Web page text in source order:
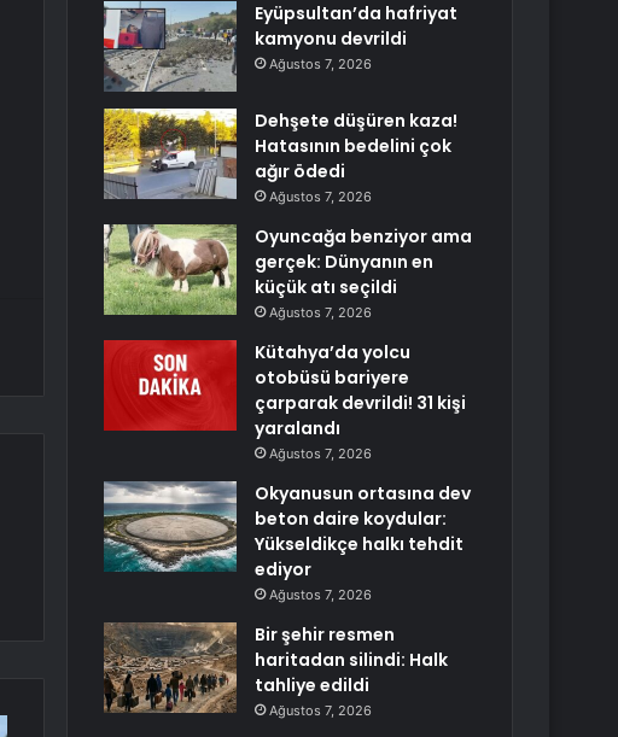
Eyüpsultan’da hafriyat
kamyonu devrildi
Ağustos 7, 2026
Dehşete düşüren kaza!
Hatasının bedelini çok
ağır ödedi
Ağustos 7, 2026
Oyuncağa benziyor ama
gerçek: Dünyanın en
küçük atı seçildi
Ağustos 7, 2026
Kütahya’da yolcu
otobüsü bariyere
çarparak devrildi! 31 kişi
yaralandı
Ağustos 7, 2026
Okyanusun ortasına dev
beton daire koydular:
Yükseldikçe halkı tehdit
ediyor
Ağustos 7, 2026
Bir şehir resmen
haritadan silindi: Halk
tahliye edildi
Ağustos 7, 2026